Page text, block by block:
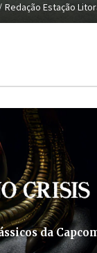
Redação Estação
da